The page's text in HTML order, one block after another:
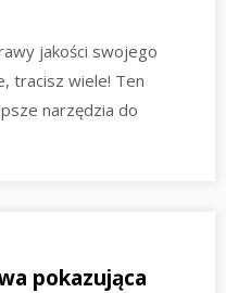
jakości swojego
tracisz wiele! Ten
narzędzia do
pokazująca